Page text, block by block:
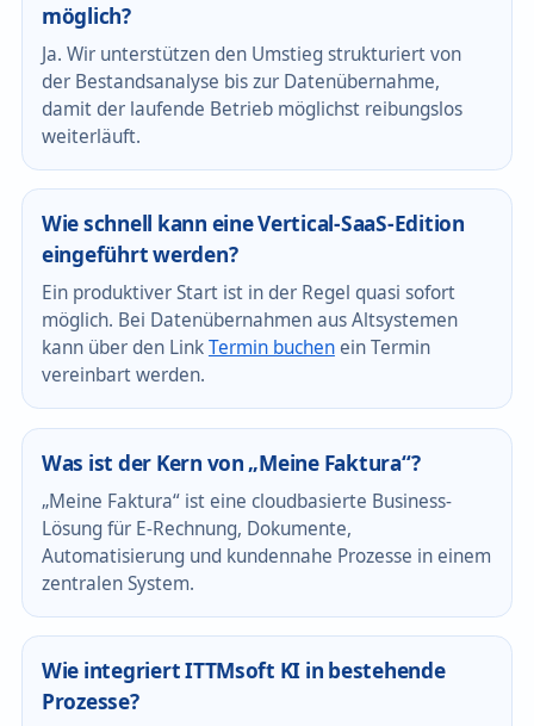
möglich?
Ja. Wir unterstützen den Umstieg strukturiert von
der Bestandsanalyse bis zur Datenübernahme,
damit der laufende Betrieb möglichst reibungslos
weiterläuft.
Wie schnell kann eine Vertical-SaaS-Edition
eingeführt werden?
Ein produktiver Start ist in der Regel quasi sofort
möglich. Bei Datenübernahmen aus Altsystemen
kann über den LinkTermin buchenein Termin
vereinbart werden.
Was ist der Kern von „Meine Faktura“?
„Meine Faktura“ ist eine cloudbasierte Business-
Lösung für E-Rechnung, Dokumente,
Automatisierung und kundennahe Prozesse in einem
zentralen System.
Wie integriert ITTMsoft KI in bestehende
Prozesse?